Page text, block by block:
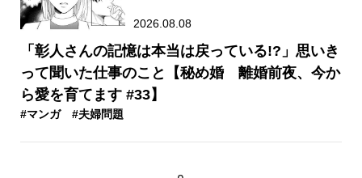
2026.08.08
「彰人さんの記憶は本当は戻っている!?」思いき
って聞いた仕事のこと【秘め婚 離婚前夜、今か
ら愛を育てます #33】
#マンガ #夫婦問題